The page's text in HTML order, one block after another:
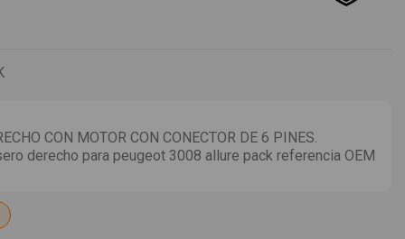
CON MOTOR CON CONECTOR DE 6 PINES.
derecho para peugeot 3008 allure pack referencia OEM